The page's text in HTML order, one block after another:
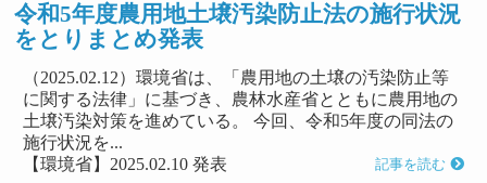
令和5年度農用地土壌汚染防止法の施行状況
をとりまとめ発表
（2025.02.12）環境省は、「農用地の土壌の汚染防止等
に関する法律」に基づき、農林水産省とともに農用地の
土壌汚染対策を進めている。 今回、令和5年度の同法の
施行状況を...
【環境省】2025.02.10 発表
記事を読む